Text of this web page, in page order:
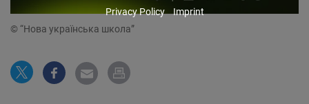
© “Нова українська школа”
Youtube
Embed
Google
Privacy Policy Imprint